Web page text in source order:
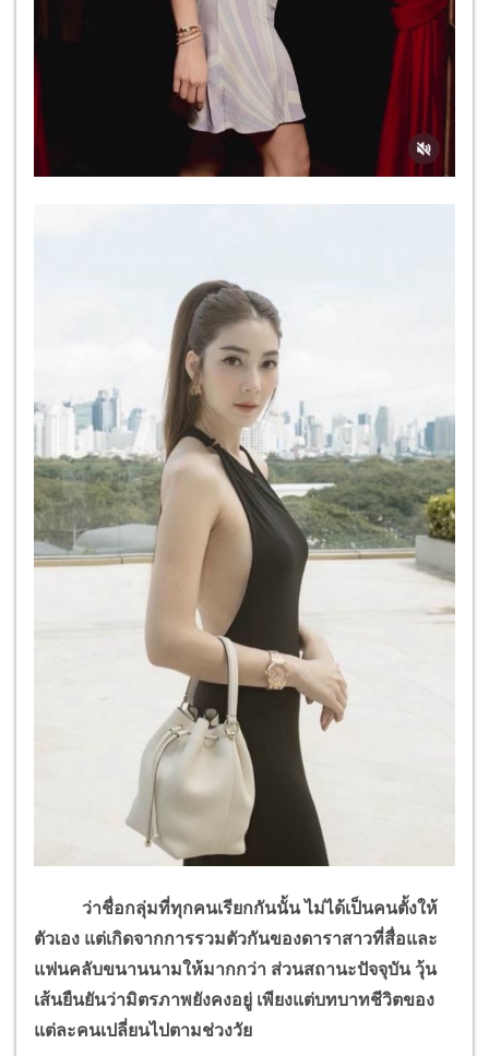
ว่าชื่อกลุ่มที่ทุกคนเรียกกันนั้น ไม่ได้เป็นคนตั้งให้
ตัวเอง แต่เกิดจากการรวมตัวกันของดาราสาวที่สื่อและ
แฟนคลับขนานนามให้มากกว่า ส่วนสถานะปัจจุบัน วุ้น
เส้นยืนยันว่ามิตรภาพยังคงอยู่ เพียงแต่บทบาทชีวิตของ
แต่ละคนเปลี่ยนไปตามช่วงวัย